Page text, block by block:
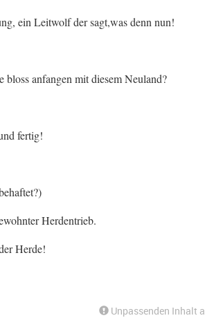
ein Leitwolf der sagt,was denn nun!
bloss anfangen mit diesem Neuland?
fertig!
Herdentrieb.
Herde!
Unpassenden Inhalt